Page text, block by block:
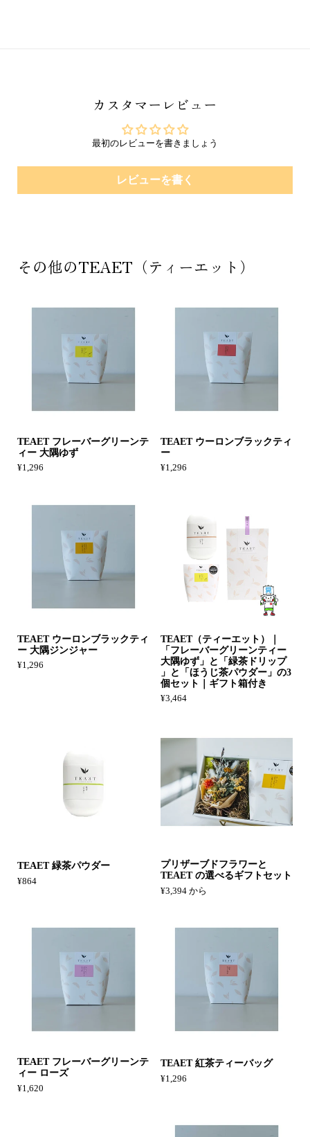
カスタマーレビュー
最初のレビューを書きましょう
レビューを書く
その他のTEAET（ティーエット）
TEAET フレーバーグリーンテ
ィー 大隅ゆず
¥1,296
TEAET ウーロンブラックティ
ー
¥1,296
TEAET ウーロンブラックティ
ー 大隅ジンジャー
¥1,296
TEAET（ティーエット）｜
「フレーバーグリーンティー
大隅ゆず」と「緑茶ドリップ
」と「ほうじ茶パウダー」の3
個セット｜ギフト箱付き
¥3,464
TEAET 緑茶パウダー
¥864
プリザーブドフラワーと
TEAET の選べるギフトセット
¥3,394 から
TEAET フレーバーグリーンテ
ィー ローズ
¥1,620
TEAET 紅茶ティーバッグ
¥1,296